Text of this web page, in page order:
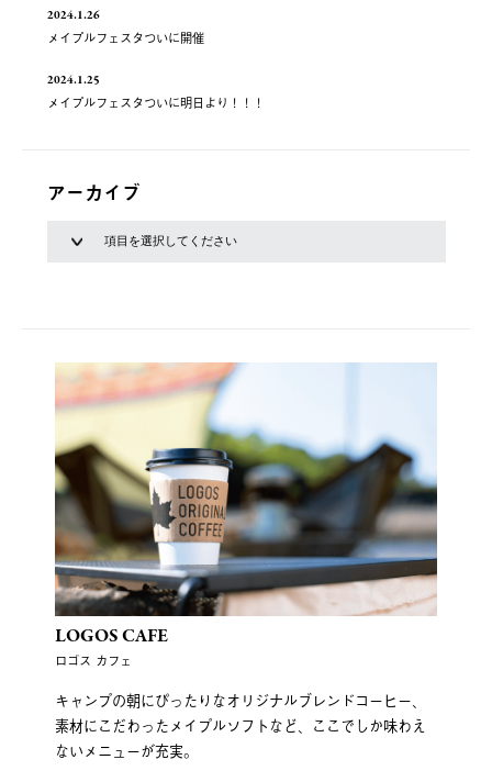
2024.1.26
メイプルフェスタついに開催
2024.1.25
メイプルフェスタついに明日より！！！
アーカイブ
LOGOS CAFE
ロゴス カフェ
キャンプの朝にぴったりなオリジナルブレンドコーヒー、
素材にこだわったメイプルソフトなど、ここでしか味わえ
ないメニューが充実。